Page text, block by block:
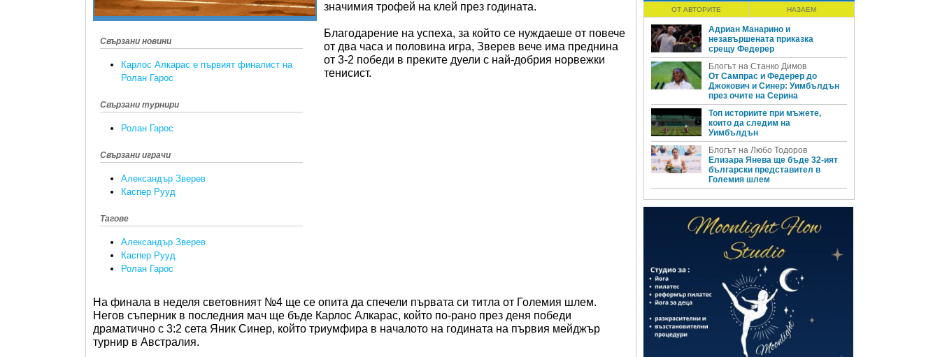
Свързани новини
Карлос Алкарас е първият финалист на
Ролан Гарос
Свързани турнири
Ролан Гарос
Свързани играчи
Александър Зверев
Каспер Рууд
Тагове
Александър Зверев
Каспер Рууд
Ролан Гарос
значимия трофей на клей през годината.
Благодарение на успеха, за който се нуждаеше от повече
от два часа и половина игра, Зверев вече има преднина
от 3-2 победи в преките дуели с най-добрия норвежки
тенисист.
На финала в неделя световният №4 ще се опита да спечели първата си титла от Големия шлем.
Негов съперник в последния мач ще бъде Карлос Алкарас, който по-рано през деня победи
драматично с 3:2 сета Яник Синер, който триумфира в началото на годината на първия мейджър
турнир в Австралия.
ОТ АВТОРИТЕ НАЗАЕМ
Адриан Манарино и
незавършената приказка
срещу Федерер
Блогът на Станко Димов
От Сампрас и Федерер до
Джокович и Синер: Уимбълдън
през очите на Серина
Топ историите при мъжете,
които да следим на
Уимбълдън
Блогът на Любо Тодоров
Елизара Янева ще бъде 32-ият
български представител в
Големия шлем